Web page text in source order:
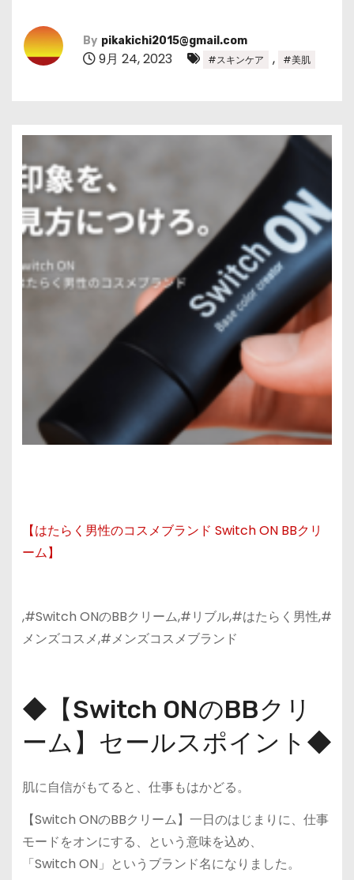
By pikakichi2015@gmail.com
9月 24, 2023 #スキンケア , #美肌
【はたらく男性のコスメブランド Switch ON BBクリ
ーム】
,#Switch ONのBBクリーム,#リブル,#はたらく男性,#
メンズコスメ,#メンズコスメブランド
◆【Switch ONのBBクリ
ーム】セールスポイント◆
肌に自信がもてると、仕事もはかどる。
【Switch ONのBBクリーム】一日のはじまりに、仕事
モードをオンにする、という意味を込め、
「Switch ON」というブランド名になりました。